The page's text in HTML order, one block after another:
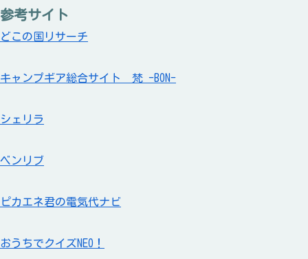
参考サイト
どこの国リサーチ
キャンプギア総合サイト 梵 -BON-
シェリラ
ベンリブ
ピカエネ君の電気代ナビ
おうちでクイズNEO！